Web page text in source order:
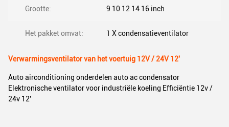
Grootte: 9 10 12 14 16 inch
Het pakket omvat: 1 X condensatieventilator
Verwarmingsventilator van het voertuig 12V / 24V 12'
Auto airconditioning onderdelen auto ac condensator
Elektronische ventilator voor industriële koeling Efficiëntie 12v /
24v 12'